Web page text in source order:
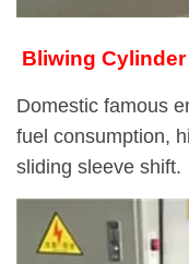
Bliwing Cylinder
Domestic famous
fuel consumption,
sliding sleeve shift.